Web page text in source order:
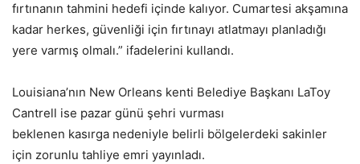
fırtınanın tahmini hedefi içinde kalıyor. Cumartesi akşamına
kadar herkes, güvenliği için fırtınayı atlatmayı planladığı
yere varmış olmalı.” ifadelerini kullandı.
Louisiana’nın New Orleans kenti Belediye Başkanı LaToy
Cantrell ise pazar günü şehri vurması
beklenen kasırga nedeniyle belirli bölgelerdeki sakinler
için zorunlu tahliye emri yayınladı.